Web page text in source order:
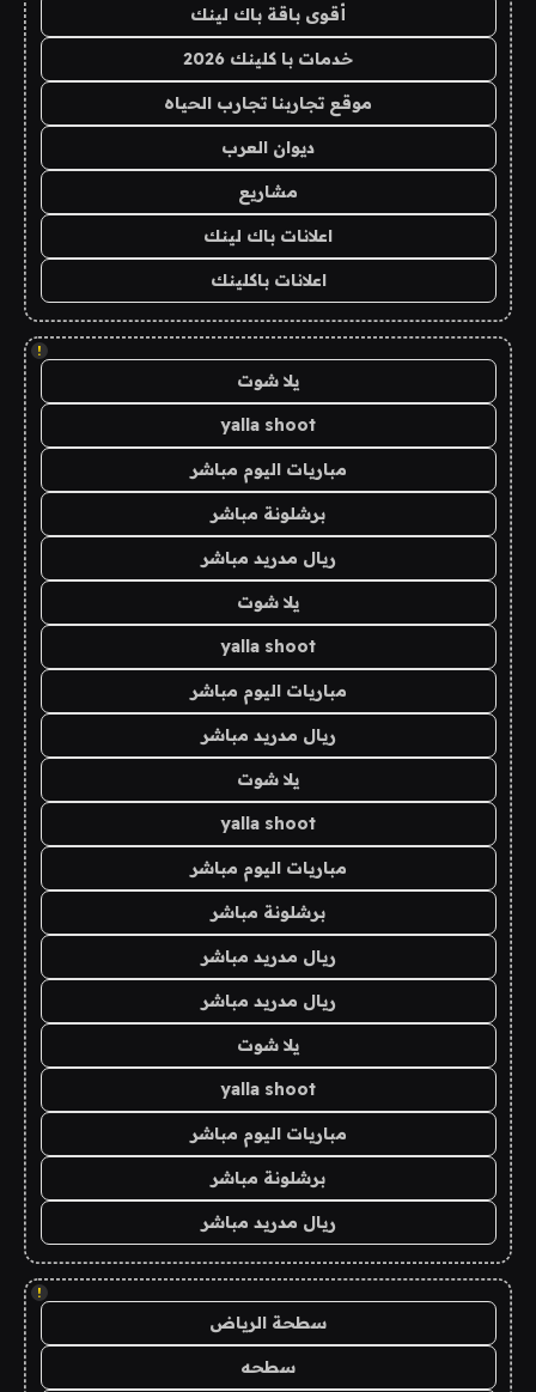
أقوى باقة باك لينك
خدمات با كلينك 2026
موقع تجاربنا تجارب الحياه
ديوان العرب
مشاريع
اعلانات باك لينك
اعلانات باكلينك
!
يلا شوت
yalla shoot
مباريات اليوم مباشر
برشلونة مباشر
ريال مدريد مباشر
يلا شوت
yalla shoot
مباريات اليوم مباشر
ريال مدريد مباشر
يلا شوت
yalla shoot
مباريات اليوم مباشر
برشلونة مباشر
ريال مدريد مباشر
ريال مدريد مباشر
يلا شوت
yalla shoot
مباريات اليوم مباشر
برشلونة مباشر
ريال مدريد مباشر
!
سطحة الرياض
سطحه